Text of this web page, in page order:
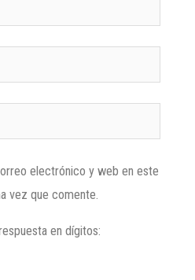
electrónico y web en este
vez que comente.
en dígitos: